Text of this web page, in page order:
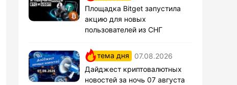
Площадка Bitget запустила
акцию для новых
пользователей из СНГ
тема дня
07.08.2026
Дайджест криптовалютных
новостей за ночь 07 августа